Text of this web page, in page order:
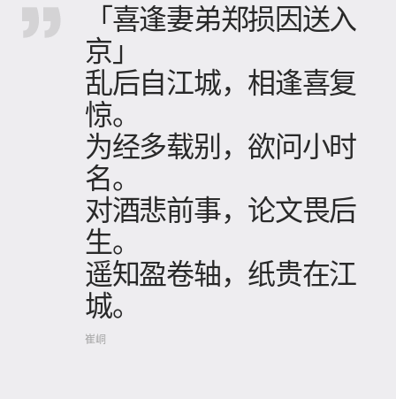
「喜逢妻弟郑损因送入
京」
乱后自江城，相逢喜复
惊。
为经多载别，欲问小时
名。
对酒悲前事，论文畏后
生。
遥知盈卷轴，纸贵在江
城。
崔峒